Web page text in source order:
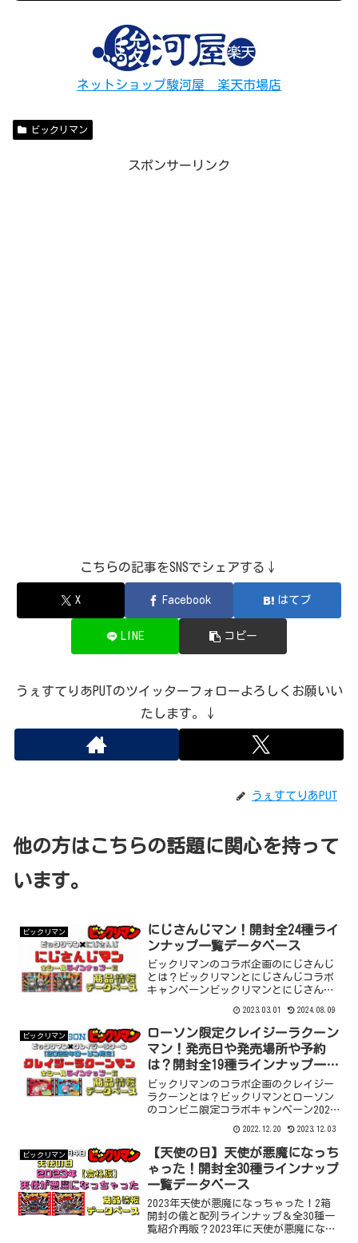
ネットショップ駿河屋 楽天市場店
ビックリマン
スポンサーリンク
こちらの記事をSNSでシェアする↓
X Facebook はてブ
LINE コピー
うぇすてりあPUTのツイッターフォローよろしくお願いい
たします。↓
うぇすてりあPUT
他の方はこちらの話題に関心を持って
います。
ビックリマン
にじさんじマン！開封全24種ライ
ンナップ一覧データベース
ビックリマンのコラボ企画のにじさんじ
とは？ビックリマンとにじさんじコラボ
キャンペーンビックリマンとにじさんじ
マンといえば他業種とのコラボレーショ
ンって感じで定着しており、オリジナル
のナンバリングタイトルはどこへ…とい
う感じです。ここまでナンバリングタイ
トルが出ないとビックリマンを好き
2023.03.01 2024.08.09
ビックリマン
ローソン限定クレイジーラクーン
マン！発売日や発売場所や予約
は？開封全19種ラインナップ一覧
データベース
ビックリマンのコラボ企画のクレイジー
ラクーンとは？ビックリマンとローソン
のコンビニ限定コラボキャンペーン2021
企画でローソン限定のキャンペーンを行
いましたが、今年もやってまいりまし
た！今回のこのローソン限定「クレイジ
ーラクーンマン」の販売もすでに情報は
私の方に入っていましたが、当サ
2022.12.20 2023.12.03
ビックリマン
【天使の日】天使が悪魔になっち
ゃった！開封全30種ラインナップ
一覧データベース
2023年天使が悪魔になっちゃった！2箱
開封の儀と配列ラインナップ＆全30種一
覧紹介再販？2023年に天使が悪魔になっ